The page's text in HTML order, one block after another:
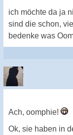
ich möchte da ja
sind die schon,
bedenke was
Ach, oomphie!
Ok, sie haben in